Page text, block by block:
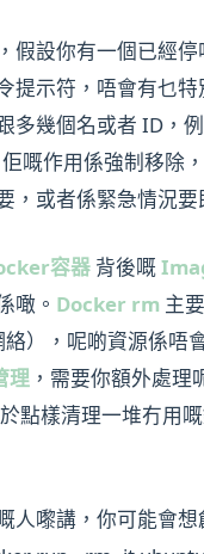
假設你有一個已經
提示符，唔會有乜
多幾個名或者 ID，
嘅作用係強制移除
，或者係緊急情況要
容器 背後嘅
噉。 Docker rm 主
絡），呢啲資源係
理 ，需要你額外處理
點樣清理一堆冇用
人嚟講，你可能會